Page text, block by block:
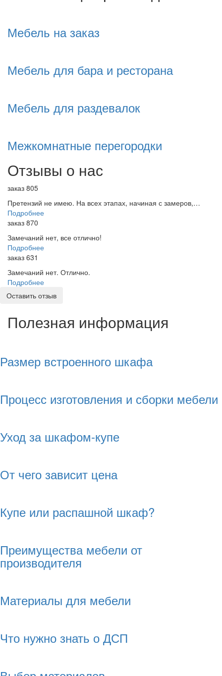
Мебель на заказ
Мебель для бара и ресторана
Мебель для раздевалок
Межкомнатные перегородки
Отзывы о нас
заказ 805
Претензий не имею. На всех этапах, начиная с замеров,…
Подробнее
заказ 870
Замечаний нет, все отлично!
Подробнее
заказ 631
Замечаний нет. Отлично.
Подробнее
Оставить отзыв
Полезная информация
Размер встроенного шкафа
Процесс изготовления и сборки мебели
Уход за шкафом-купе
От чего зависит цена
Купе или распашной шкаф?
Преимущества мебели от
производителя
Материалы для мебели
Что нужно знать о ДСП